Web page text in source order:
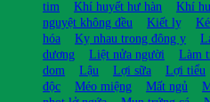
tim
Khí huyết hư hàn Khí
nguyệt không đều
Kiết lỵ
hóa
Kỵ nhau trong đông y
dương
Liệt nửa người Làm
dom
Lậu Lợi sữa Lợi tiểu
độc
Méo miệng Mất ngủ